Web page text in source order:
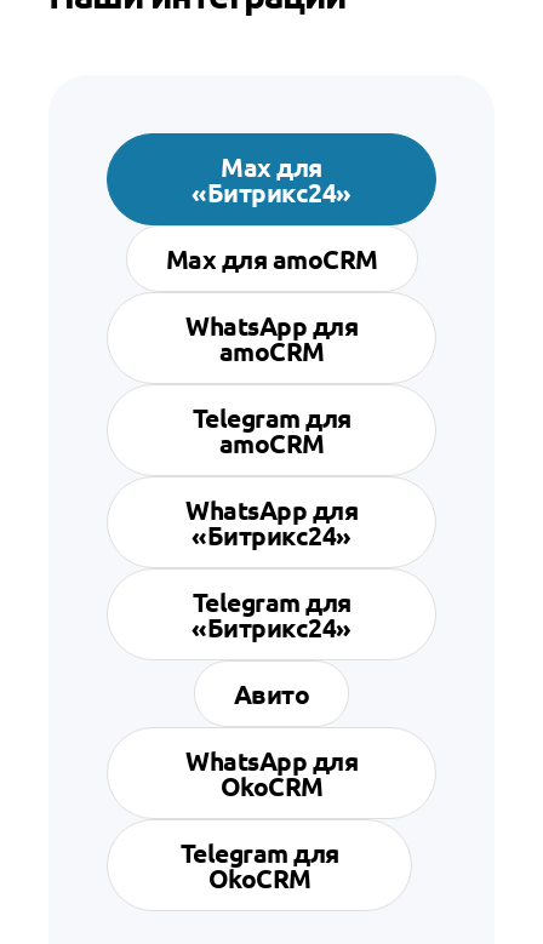
Max для
«Битрикс24»
Max для amoCRM
WhatsApp для
amoCRM
Telegram для
amoCRM
WhatsApp для
«Битрикс24»
Telegram для
«Битрикс24»
Авито
WhatsApp для
OkoCRM
Telegram для
OkoCRM